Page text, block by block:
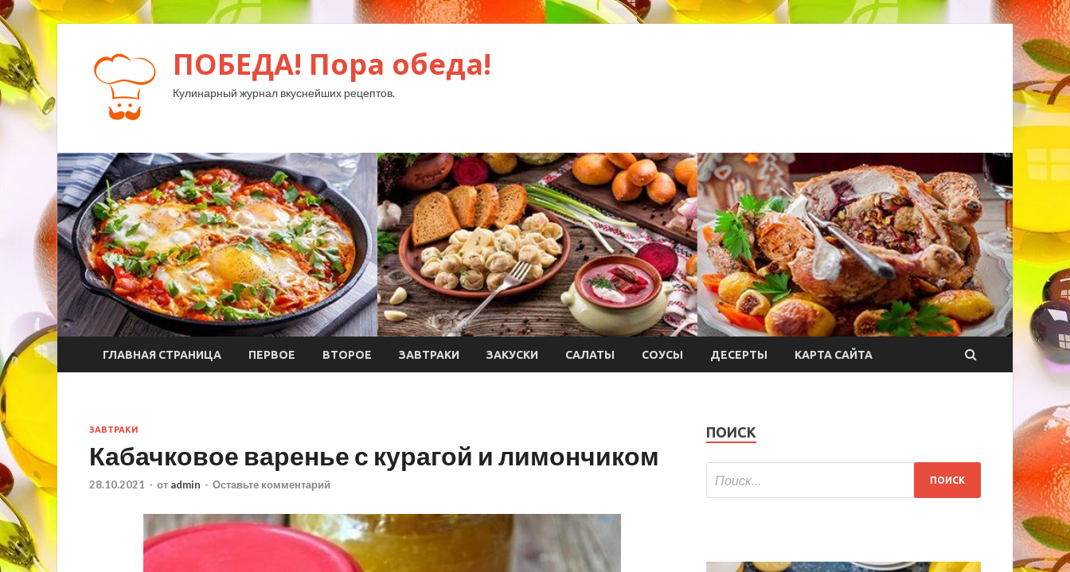
ПОБЕДА! Пора обеда!
Кулинарный журнал вкуснейших рецептов.
ГЛАВНАЯ СТРАНИЦА ПЕРВОЕ ВТОРОЕ ЗАВТРАКИ ЗАКУСКИ САЛАТЫ СОУСЫ ДЕСЕРТЫ КАРТА САЙТА
ЗАВТРАКИ
Кабачковое варенье с курагой и лимончиком
28.10.2021 - от admin - Оставьте комментарий
ПОИСК